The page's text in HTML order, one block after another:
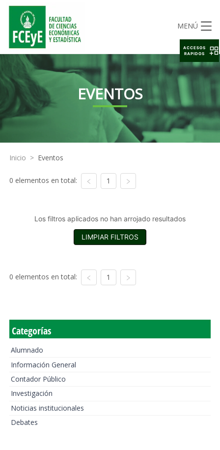
MENÚ
EVENTOS
Inicio > Eventos
0 elementos en total: 1
Los filtros aplicados no han arrojado resultados
LIMPIAR FILTROS
0 elementos en total: 1
Categorías
Alumnado
Información General
Contador Público
Investigación
Noticias institucionales
Debates
ACCESOS
RAPIDOS